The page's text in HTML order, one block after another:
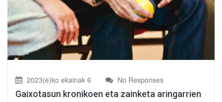
2023(e)ko ekainak 6 No Responses
Gaixotasun kronikoen eta zainketa aringarrien